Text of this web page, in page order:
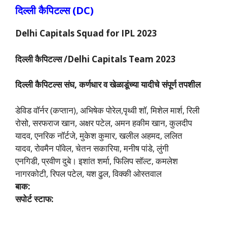
दिल्ली कैपिटल्स (DC)
Delhi Capitals Squad for IPL 2023
दिल्ली कैपिटल्स/Delhi Capitals Team 2023
दिल्ली कैपिटल्स संघ, कर्णधार व खेळाडूंच्या यादीचे संपूर्ण तपशील
डेविड वॉर्नर (कप्तान), अभिषेक पोरेल,पृथ्वी शॉ, मिशेल मार्श, रिली
रोसो, सरफराज खान, अक्षर पटेल, अमन हकीम खान, कुलदीप
यादव, एनरिक नॉर्टजे, मुकेश कुमार, खलील अहमद, ललित
यादव, रोवमैन पॉवेल, चेतन सकारिया, मनीष पांडे, लुंगी
एनगिडी, प्रवीण दुबे। इशांत शर्मा, फिलिप सॉल्ट, कमलेश
नागरकोटी, रिपल पटेल, यश ढुल, विक्की ओस्तवाल
बाक:
सपोर्ट स्टाफ: